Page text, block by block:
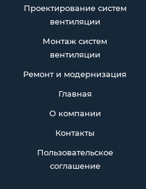
Проектирование систем
вентиляции
Монтаж систем
вентиляции
Ремонт и модернизация
Главная
О компании
Контакты
Пользовательское
соглашение